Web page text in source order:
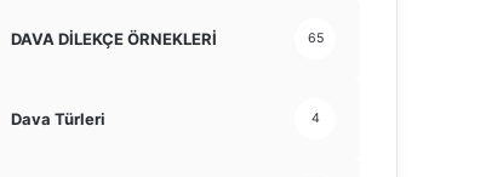
DAVA DİLEKÇE ÖRNEKLERİ 65
Dava Türleri 4